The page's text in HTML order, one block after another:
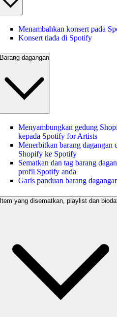
Menambahkan konsert pada
Konsert tiada di Spotify
Barang dagangan
Menyambungkan gedung
kepada Spotify for Artists
Menerbitkan barang dagangan
Shopify ke Spotify
Sematkan dan tag barang
profil Spotify anda
Garis panduan barang
Item yang disematkan, playlist dan